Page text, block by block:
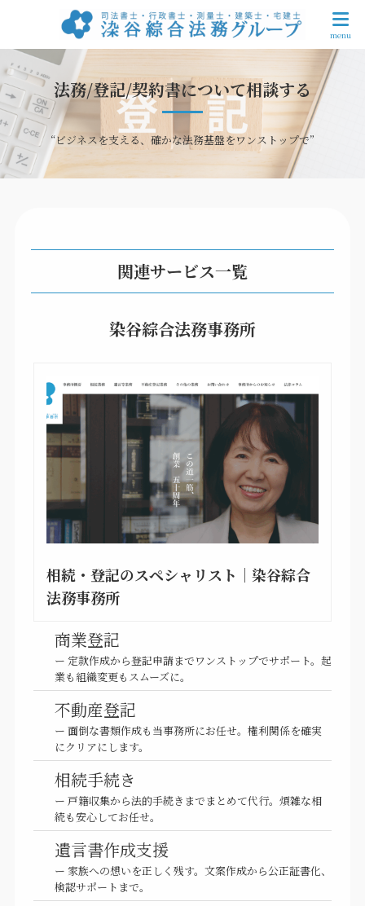
法務/登記/契約書について相談する
“ビジネスを支える、確かな法務基盤をワンストップで”
関連サービス一覧
染谷綜合法務事務所
相続・登記のスペシャリスト｜染谷綜合
法務事務所
商業登記
ー 定款作成から登記申請までワンストップでサポート。起
業も組織変更もスムーズに。
不動産登記
ー 面倒な書類作成も当事務所にお任せ。権利関係を確実
にクリアにします。
相続手続き
ー 戸籍収集から法的手続きまでまとめて代行。煩雑な相
続も安心してお任せ。
遺言書作成支援
ー 家族への想いを正しく残す。文案作成から公正証書化、
検認サポートまで。